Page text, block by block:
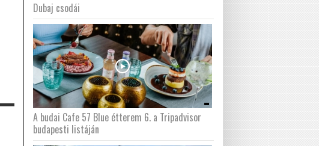
Dubaj csodái
A budai Cafe 57 Blue étterem 6. a Tripadvisor
budapesti listáján